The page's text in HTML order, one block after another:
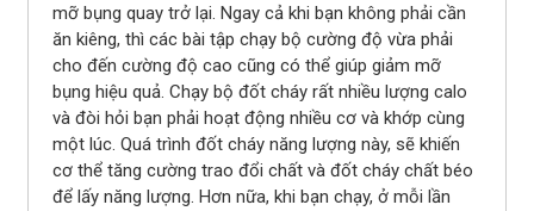
mỡ bụng quay trở lại. Ngay cả khi bạn không phải cần
ăn kiêng, thì các bài tập chạy bộ cường độ vừa phải
cho đến cường độ cao cũng có thể giúp giảm mỡ
bụng hiệu quả. Chạy bộ đốt cháy rất nhiều lượng calo
và đòi hỏi bạn phải hoạt động nhiều cơ và khớp cùng
một lúc. Quá trình đốt cháy năng lượng này, sẽ khiến
cơ thể tăng cường trao đổi chất và đốt cháy chất béo
để lấy năng lượng. Hơn nữa, khi bạn chạy, ở mỗi lần